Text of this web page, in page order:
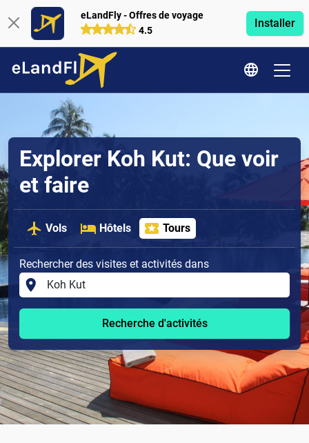
eLandFly - Offres de voyage
4.5
Installer
Explorer Koh Kut: Que voir
et faire
Vols Hôtels Tours
Rechercher des visites et activités dans
Recherche d'activités